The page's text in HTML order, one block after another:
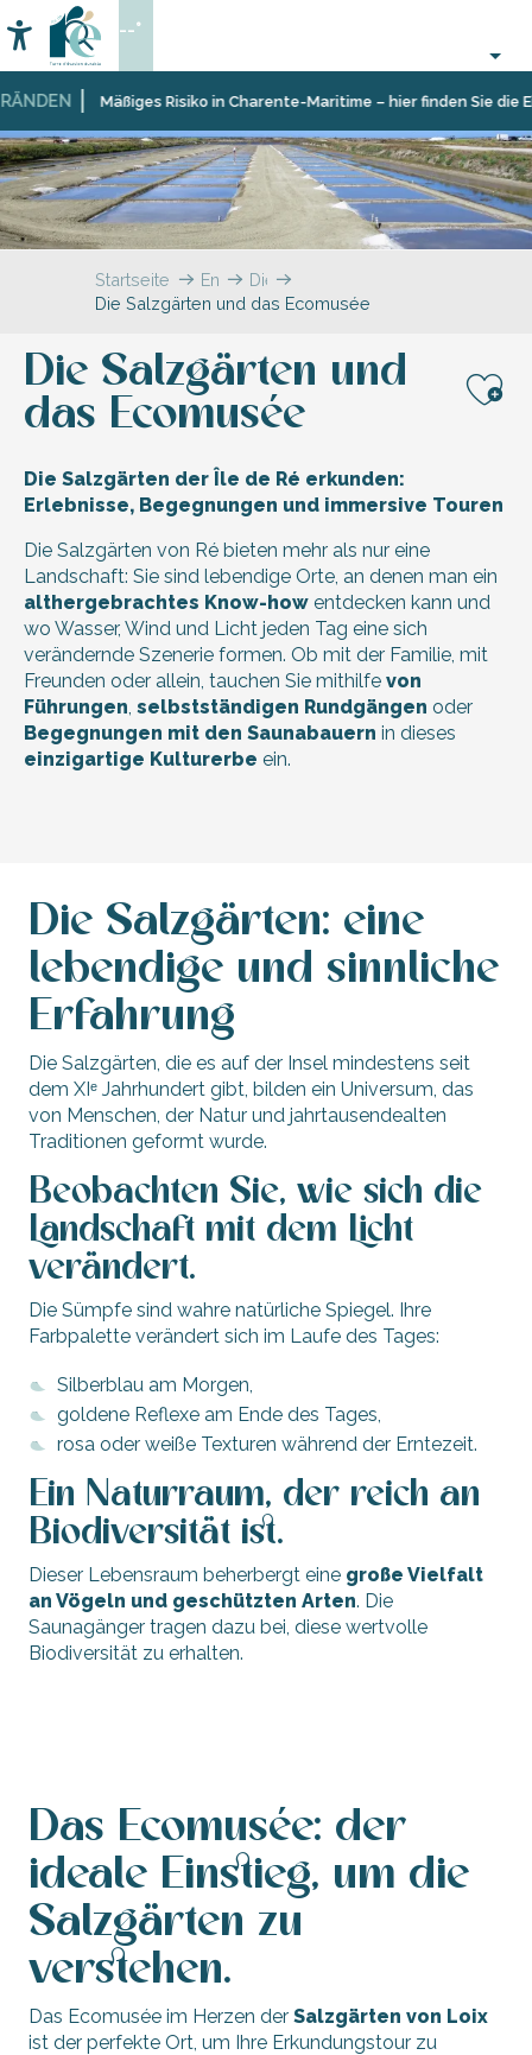
au
contenu
principal Mäßiges Risiko in Charente-Maritime – hier finden Sie die
Accessibilité
Suche
--°
Startseite Entdecken
Die
Unentbehrlichen
Die Salzgärten und das Ecomusée
Die Salzgärten und
das Ecomusée
Die Salzgärten der Île de Ré erkunden:
Erlebnisse, Begegnungen und immersive Touren
Die Salzgärten von Ré bieten mehr als nur eine
Landschaft: Sie sind lebendige Orte, an denen man ein
althergebrachtes Know-how entdecken kann und
wo Wasser, Wind und Licht jeden Tag eine sich
verändernde Szenerie formen. Ob mit der Familie, mit
Freunden oder allein, tauchen Sie mithilfe von
Führungen selbstständigen Rundgängen oder
Begegnungen mit den Saunabauern in dieses
einzigartige Kulturerbe ein.
Die Salzgärten: eine
lebendige und sinnliche
Erfahrung
Die Salzgärten, die es auf der Insel mindestens seit
dem XIᵉ Jahrhundert gibt, bilden ein Universum, das
von Menschen, der Natur und jahrtausendealten
Traditionen geformt wurde.
Beobachten Sie, wie sich die
Landschaft mit dem Licht
verändert.
Die Sümpfe sind wahre natürliche Spiegel. Ihre
Farbpalette verändert sich im Laufe des Tages:
Silberblau am Morgen,
goldene Reflexe am Ende des Tages,
rosa oder weiße Texturen während der Erntezeit.
Ein Naturraum, der reich an
Biodiversität ist.
Dieser Lebensraum beherbergt eine große Vielfalt
an Vögeln und geschützten Arten. Die
Saunagänger tragen dazu bei, diese wertvolle
Biodiversität zu erhalten.
Das Ecomusée: der
ideale Einstieg, um die
Salzgärten zu
verstehen.
Das Ecomusée im Herzen der Salzgärten von Loix
ist der perfekte Ort, um Ihre Erkundungstour zu